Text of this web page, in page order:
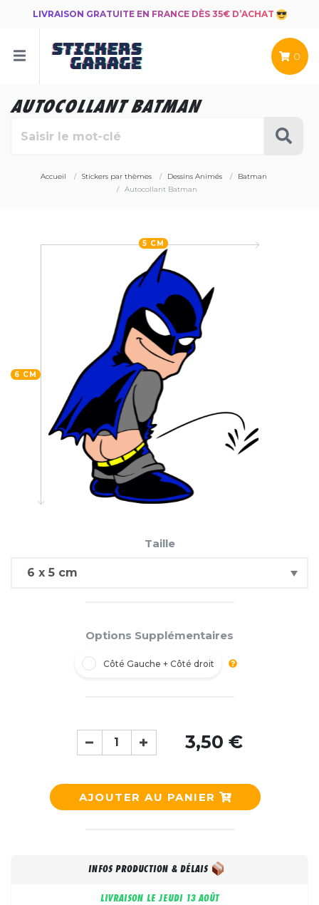
LIVRAISON GRATUITE EN FRANCE DÈS 35€ D’ACHAT
0
AUTOCOLLANT BATMAN
Accueil Stickers par thèmes Dessins Animés
Batman
Autocollant Batman
6 CM
5 CM
Taille
Options Supplémentaires
Côté Gauche + Côté droit
3,50 €
AJOUTER AU PANIER
INFOS PRODUCTION & DÉLAIS
LIVRAISON LEJEUDI 13 AOÛT